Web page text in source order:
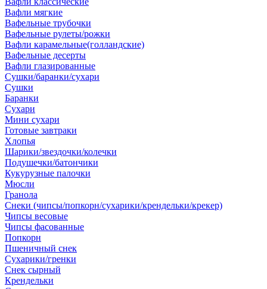
Вафли мягкие
Вафельные трубочки
Вафельные рулеты/рожки
Вафли карамельные(голландские)
Вафельные десерты
Вафли глазированные
Сушки/баранки/сухари
Сушки
Баранки
Сухари
Мини сухари
Готовые завтраки
Хлопья
Шарики/звездочки/колечки
Подушечки/батончики
Кукурузные палочки
Мюсли
Гранола
Снеки (чипсы/попкорн/сухарики/крендельки/крекер)
Чипсы весовые
Чипсы фасованные
Попкорн
Пшеничный снек
Сухарики/гренки
Снек сырный
Крендельки